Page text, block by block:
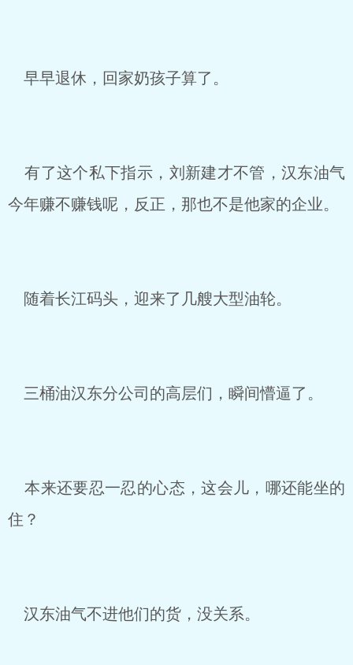
早早退休，回家奶孩子算了。
有了这个私下指示，刘新建才不管，汉东油气
今年赚不赚钱呢，反正，那也不是他家的企业。
随着长江码头，迎来了几艘大型油轮。
三桶油汉东分公司的高层们，瞬间懵逼了。
本来还要忍一忍的心态，这会儿，哪还能坐的
住？
汉东油气不进他们的货，没关系。